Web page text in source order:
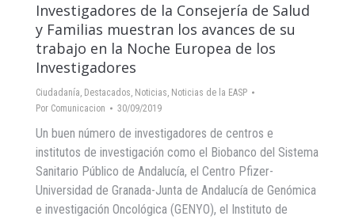
Investigadores de la Consejería de Salud
y Familias muestran los avances de su
trabajo en la Noche Europea de los
Investigadores
Ciudadanía, Destacados, Noticias, Noticias de la EASP
Por Comunicacion 30/09/2019
Un buen número de investigadores de centros e
institutos de investigación como el Biobanco del Sistema
Sanitario Público de Andalucía, el Centro Pfizer-
Universidad de Granada-Junta de Andalucía de Genómica
e investigación Oncológica (GENYO), el Instituto de